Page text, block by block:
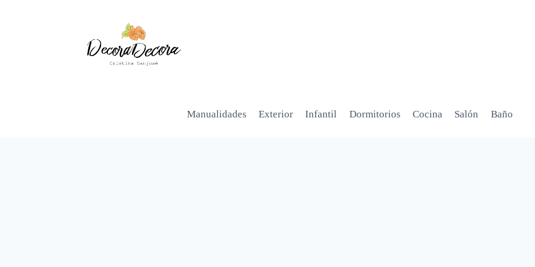
Manualidades Exterior Infantil Dormitorios Cocina Salón Baño